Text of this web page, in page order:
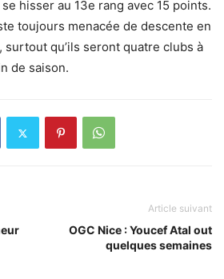
hisser au 13e rang avec 15 points.
toujours menacée de descente en
qu’ils seront quatre clubs à
de saison.
Article suivant
OGC Nice : Youcef Atal out
quelques semaines